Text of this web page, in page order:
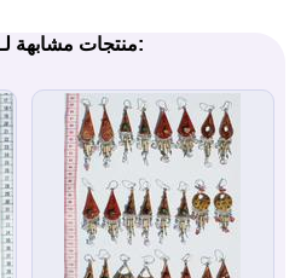
منتجات مشابهة لـ أقراط نازكا: